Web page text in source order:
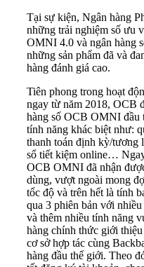
Tại sự kiện, Ngân hàng
những trải nghiệm số ưu
OMNI 4.0 và ngân hàng
những sản phẩm đã và
hàng đánh giá cao.
Tiên phong trong hoạt
ngay từ năm 2018, OCB
hàng số OCB OMNI đầu
tính năng khác biệt như:
thanh toán định kỳ/tương
sổ tiết kiệm online…
OCB OMNI đã nhận
dùng, vượt ngoài mong
tốc độ và trên hết là tính
qua 3 phiên bản với
và thêm nhiều tính năng
hàng chính thức giới
cơ sở hợp tác cùng
hàng đầu thế giới. Theo